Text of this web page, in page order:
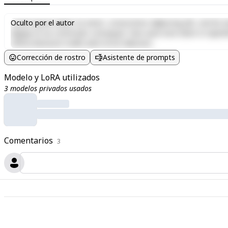
Comentarios 3
Lorem ipsum dolor sit amet, consectetur adipiscing elit, sed do
Oculto por el autor
Corrección de rostro Asistente de prompts
Modelo y LoRA utilizados
3 modelos privados usados